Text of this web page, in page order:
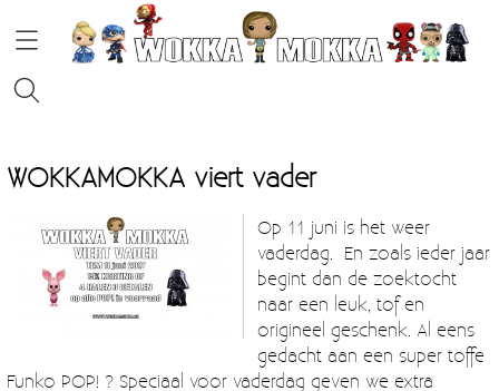
HOME
STRIPS
FUNKO POP!
KOFFIE
Contact
WOKKAMOKKA viert vader
Op 11 juni is het weer
vaderdag. En zoals ieder jaar
begint dan de zoektocht
naar een leuk, tof en
origineel geschenk. Al eens
gedacht aan een super toffe
Funko POP! ? Speciaal voor vaderdag geven we extra